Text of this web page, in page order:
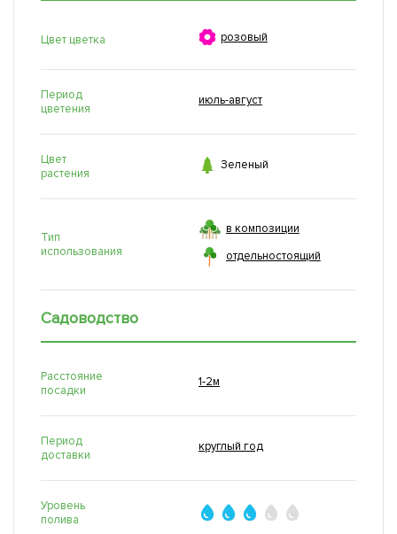
Цвет цветка  розовый
Период
цветения
июль-август
Цвет
растения
 Зеленый
Тип
использования
в композиции
отдельностоящий
Садоводство
Расстояние
посадки
1-2м
Период
доставки
круглый год
Уровень
полива